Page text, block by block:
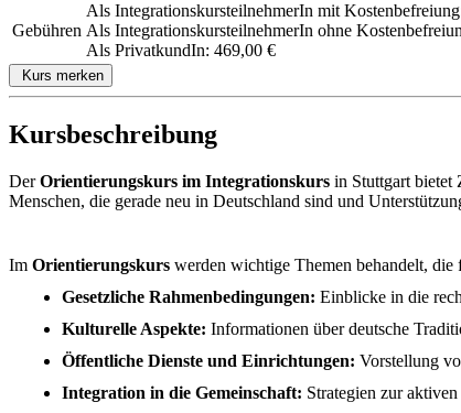
Gebühren
Als IntegrationskursteilnehmerIn mit
Als IntegrationskursteilnehmerIn ohne
Als PrivatkundIn: 469,00 €
Kurs merken
Kursbeschreibung
DerOrientierungskurs im Integrationskurs in Stuttgart bietet
Menschen, die gerade neu in Deutschland sind und
Im Orientierungskurs werden wichtige Themen behandelt,
Gesetzliche Rahmenbedingungen: Einblicke in die
Kulturelle Aspekte: Informationen über deutsche
Öffentliche Dienste und Einrichtungen: Vorstellung
Integration in die Gemeinschaft: Strategien zur